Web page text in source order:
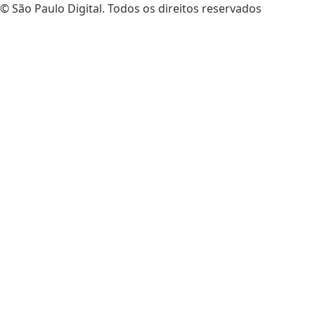
© São Paulo Digital. Todos os direitos reservados